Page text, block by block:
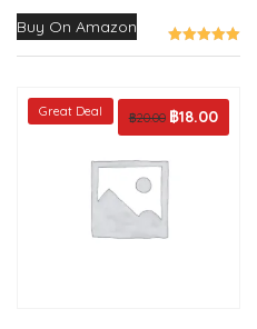
Buy On Amazon
Great Deal ฿20.00 Original
price
was:
฿18.00Current
price